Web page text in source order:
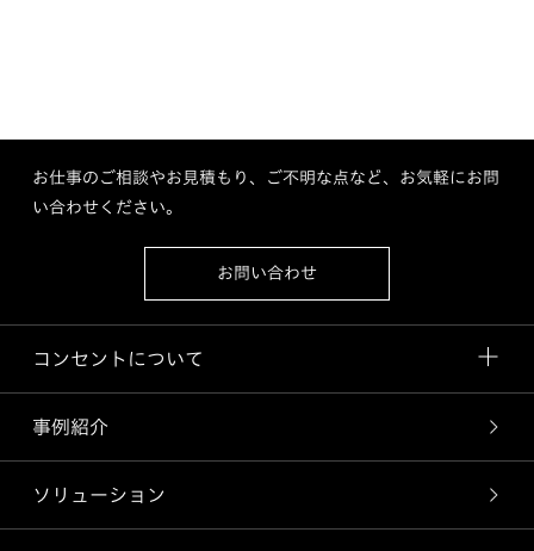
お仕事のご相談やお見積もり、ご不明な点など、お気軽にお問
い合わせください。
お問い合わせ
コンセントについて
事例紹介
ソリューション